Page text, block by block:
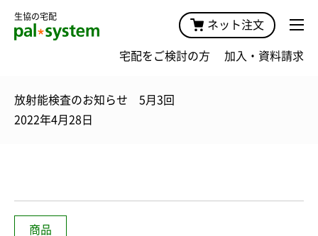
生協の宅配
ネット注文
宅配をご検討の方 加入・資料請求
放射能検査のお知らせ 5月3回
2022年4月28日
商品